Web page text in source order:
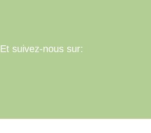
Et suivez-nous sur: